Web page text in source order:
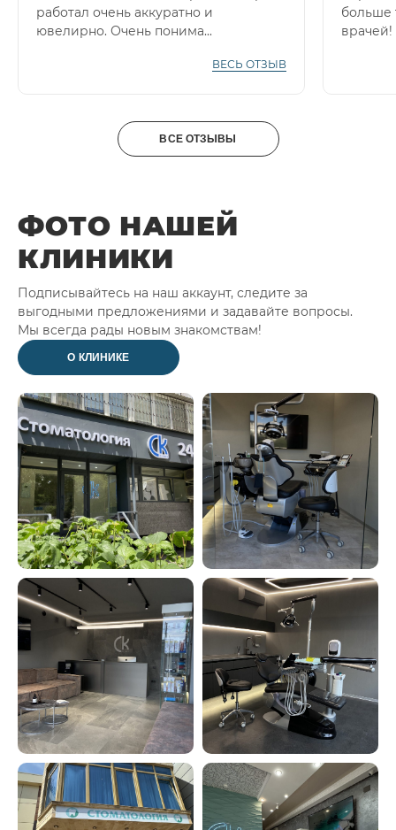
работал очень аккуратно и
ювелирно. Очень понима...
ВЕСЬ ОТЗЫВ
больше
врачей!
ВСЕ ОТЗЫВЫ
ФОТО НАШЕЙ
КЛИНИКИ
Подписывайтесь на наш аккаунт, следите за
выгодными предложениями и задавайте вопросы.
Мы всегда рады новым знакомствам!
О КЛИНИКЕ